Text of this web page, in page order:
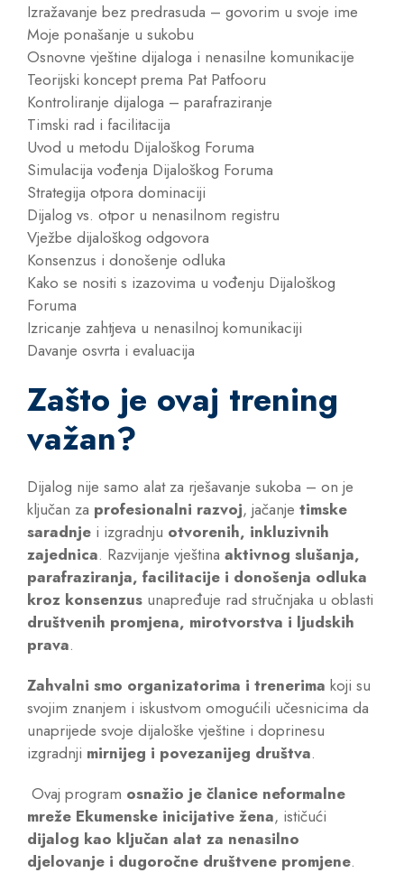
Izražavanje bez predrasuda – govorim u svoje ime
Moje ponašanje u sukobu
Osnovne vještine dijaloga i nenasilne komunikacije
Teorijski koncept prema Pat Patfooru
Kontroliranje dijaloga – parafraziranje
Timski rad i facilitacija
Uvod u metodu Dijaloškog Foruma
Simulacija vođenja Dijaloškog Foruma
Strategija otpora dominaciji
Dijalog vs. otpor u nenasilnom registru
Vježbe dijaloškog odgovora
Konsenzus i donošenje odluka
Kako se nositi s izazovima u vođenju Dijaloškog
Foruma
Izricanje zahtjeva u nenasilnoj komunikaciji
Davanje osvrta i evaluacija
Zašto je ovaj trening
važan?
Dijalog nije samo alat za rješavanje sukoba – on je
ključan za profesionalni razvoj, jačanje timske
saradnje i izgradnju otvorenih, inkluzivnih
zajednica. Razvijanje vještina aktivnog slušanja,
parafraziranja, facilitacije i donošenja odluka
kroz konsenzus unapređuje rad stručnjaka u oblasti
društvenih promjena, mirotvorstva i ljudskih
prava.
Zahvalni smo organizatorima i trenerima koji su
svojim znanjem i iskustvom omogućili učesnicima da
unaprijede svoje dijaloške vještine i doprinesu
izgradnji mirnijeg i povezanijeg društva.
Ovaj program osnažio je članice neformalne
mreže Ekumenske inicijative žena, ističući
dijalog kao ključan alat za nenasilno
djelovanje i dugoročne društvene promjene.